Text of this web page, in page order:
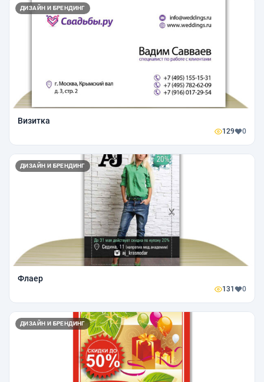
ДИЗАЙН И БРЕНДИНГ
Визитка
129 0
ДИЗАЙН И БРЕНДИНГ
Флаер
131 0
ДИЗАЙН И БРЕНДИНГ